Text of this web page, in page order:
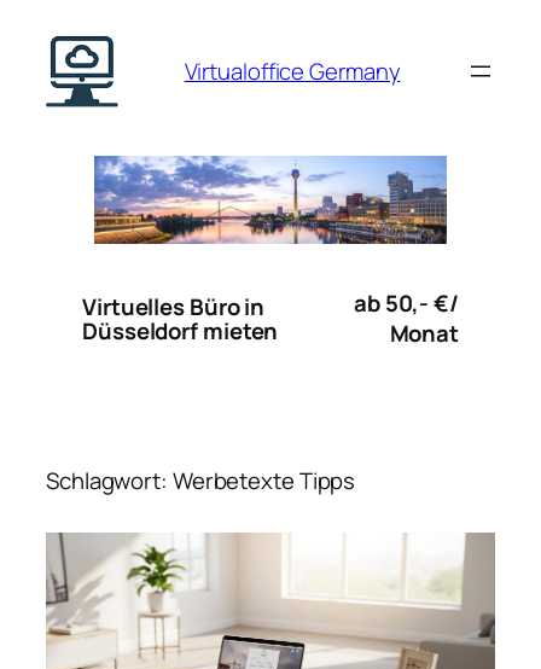
Inhalt
springen
Virtualoffice Germany
Virtuelles Büro in
Düsseldorf mieten
ab 50,- €/
Monat
Schlagwort: Werbetexte Tipps